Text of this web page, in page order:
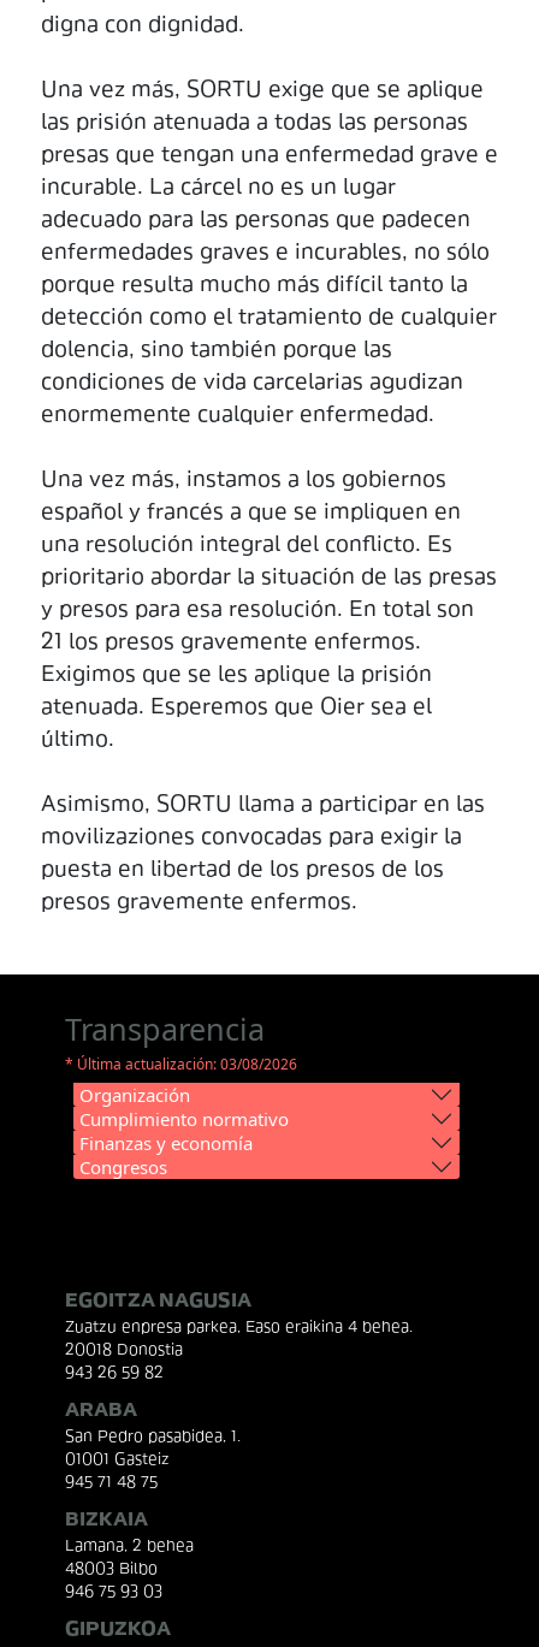
digna con dignidad.
Una vez más, SORTU exige que se aplique
las prisión atenuada a todas las personas
presas que tengan una enfermedad grave e
incurable. La cárcel no es un lugar
adecuado para las personas que padecen
enfermedades graves e incurables, no sólo
porque resulta mucho más difícil tanto la
detección como el tratamiento de cualquier
dolencia, sino también porque las
condiciones de vida carcelarias agudizan
enormemente cualquier enfermedad.
Una vez más, instamos a los gobiernos
español y francés a que se impliquen en
una resolución integral del conflicto. Es
prioritario abordar la situación de las presas
y presos para esa resolución. En total son
21 los presos gravemente enfermos.
Exigimos que se les aplique la prisión
atenuada. Esperemos que Oier sea el
último.
Asimismo, SORTU llama a participar en las
movilizaziones convocadas para exigir la
puesta en libertad de los presos de los
presos gravemente enfermos.
Transparencia
* Última actualización: 03/08/2026
Organización
Cumplimiento normativo
Finanzas y economía
Congresos
EGOITZA NAGUSIA
Zuatzu enpresa parkea, Easo eraikina 4 behea.
20018 Donostia
943 26 59 82
ARABA
San Pedro pasabidea, 1.
01001 Gasteiz
945 71 48 75
BIZKAIA
Lamana, 2 behea
48003 Bilbo
946 75 93 03
GIPUZKOA